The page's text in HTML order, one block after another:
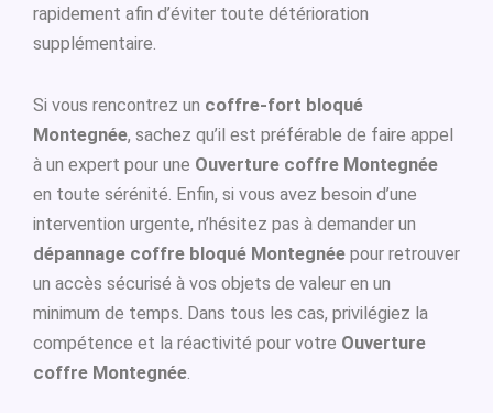
rapidement afin d’éviter toute détérioration
supplémentaire.
Si vous rencontrez un coffre-fort bloqué
Montegnée, sachez qu’il est préférable de faire appel
à un expert pour une Ouverture coffre Montegnée
en toute sérénité. Enfin, si vous avez besoin d’une
intervention urgente, n’hésitez pas à demander un
dépannage coffre bloqué Montegnée pour retrouver
un accès sécurisé à vos objets de valeur en un
minimum de temps. Dans tous les cas, privilégiez la
compétence et la réactivité pour votre Ouverture
coffre Montegnée.